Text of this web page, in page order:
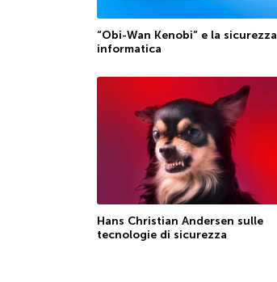
“Obi-Wan Kenobi” e la sicurezza
informatica
Hans Christian Andersen sulle
tecnologie di sicurezza